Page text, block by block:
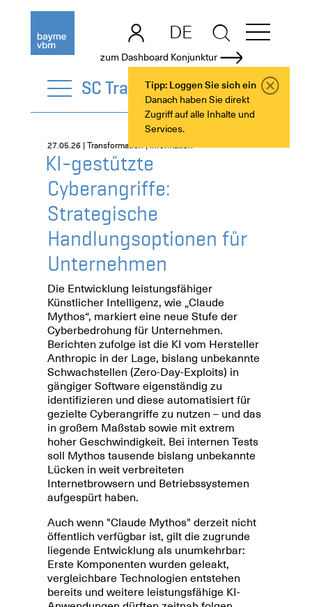
zum Dashboard Konjunktur
Tipp: Loggen Sie sich ein
Danach haben Sie direkt
Zugriff auf alle Inhalte und
Services.
DE
EN
SC Transformation
27.05.26 | Transformation | Information
KI-gestützte
Cyberangriffe:
Strategische
Handlungsoptionen für
Unternehmen
Die Entwicklung leistungsfähiger
Künstlicher Intelligenz, wie „Claude
Mythos“, markiert eine neue Stufe der
Cyberbedrohung für Unternehmen.
Berichten zufolge ist die KI vom Hersteller
Anthropic in der Lage, bislang unbekannte
Schwachstellen (Zero-Day-Exploits) in
gängiger Software eigenständig zu
identifizieren und diese automatisiert für
gezielte Cyberangriffe zu nutzen – und das
in großem Maßstab sowie mit extrem
hoher Geschwindigkeit. Bei internen Tests
soll Mythos tausende bislang unbekannte
Lücken in weit verbreiteten
Internetbrowsern und Betriebssystemen
aufgespürt haben.
Auch wenn "Claude Mythos" derzeit nicht
öffentlich verfügbar ist, gilt die zugrunde
liegende Entwicklung als unumkehrbar:
Erste Komponenten wurden geleakt,
vergleichbare Technologien entstehen
bereits und weitere leistungsfähige KI-